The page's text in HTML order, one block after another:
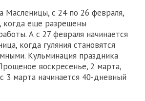
Масленицы, с 24 по 26 февраля,
когда еще разрешены
А с 27 февраля начинается
когда гуляния становятся
Кульминация праздника
воскресенье, 2 марта,
3 марта начинается 40-дневный